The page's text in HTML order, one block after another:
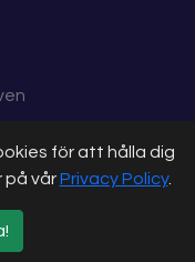
för att hålla dig
på vårPrivacy Policy.